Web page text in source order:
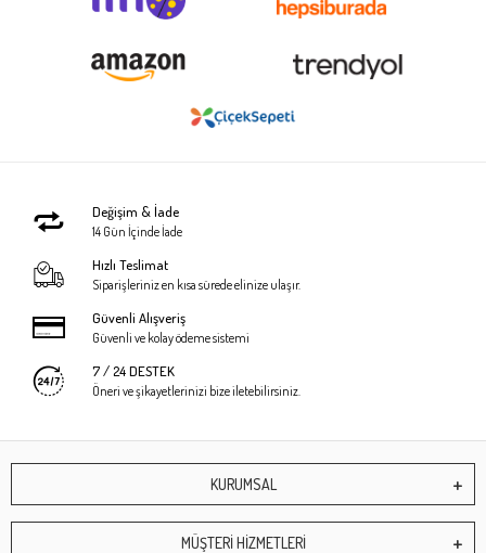
Değişim & İade
14 Gün İçinde İade
Hızlı Teslimat
Siparişleriniz en kısa sürede elinize ulaşır.
Güvenli Alışveriş
Güvenli ve kolay ödeme sistemi
7 / 24 DESTEK
Öneri ve şikayetlerinizi bize iletebilirsiniz.
KURUMSAL
MÜŞTERİ HİZMETLERİ